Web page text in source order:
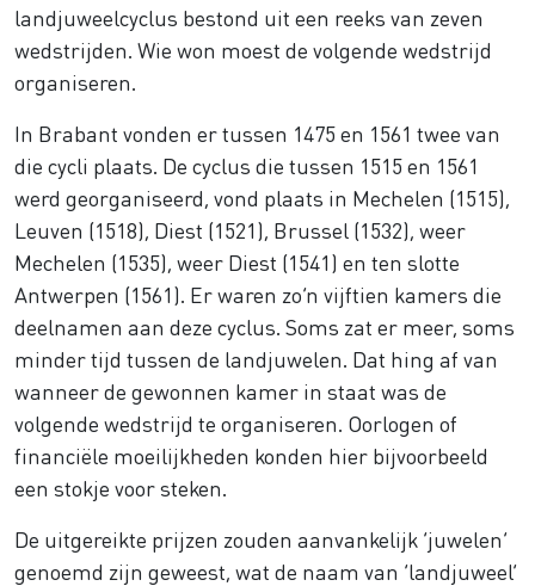
landjuweelcyclus bestond uit een reeks van zeven
wedstrijden. Wie won moest de volgende wedstrijd
organiseren.
In Brabant vonden er tussen 1475 en 1561 twee van
die cycli plaats. De cyclus die tussen 1515 en 1561
werd georganiseerd, vond plaats in Mechelen (1515),
Leuven (1518), Diest (1521), Brussel (1532), weer
Mechelen (1535), weer Diest (1541) en ten slotte
Antwerpen (1561). Er waren zo’n vijftien kamers die
deelnamen aan deze cyclus. Soms zat er meer, soms
minder tijd tussen de landjuwelen. Dat hing af van
wanneer de gewonnen kamer in staat was de
volgende wedstrijd te organiseren. Oorlogen of
financiële moeilijkheden konden hier bijvoorbeeld
een stokje voor steken.
De uitgereikte prijzen zouden aanvankelijk ‘juwelen’
genoemd zijn geweest, wat de naam van ‘landjuweel’